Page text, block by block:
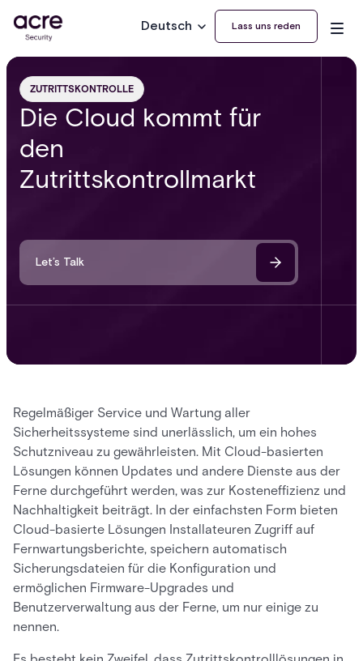
Deutsch Lass uns reden
ZUTRITTSKONTROLLE
Die Cloud kommt für
den
Zutrittskontrollmarkt
Let’s Talk
Regelmäßiger Service und Wartung aller
Sicherheitssysteme sind unerlässlich, um ein hohes
Schutzniveau zu gewährleisten. Mit Cloud-basierten
Lösungen können Updates und andere Dienste aus der
Ferne durchgeführt werden, was zur Kosteneffizienz und
Nachhaltigkeit beiträgt. In der einfachsten Form bieten
Cloud-basierte Lösungen Installateuren Zugriff auf
Fernwartungsberichte, speichern automatisch
Sicherungsdateien für die Konfiguration und
ermöglichen Firmware-Upgrades und
Benutzerverwaltung aus der Ferne, um nur einige zu
nennen.